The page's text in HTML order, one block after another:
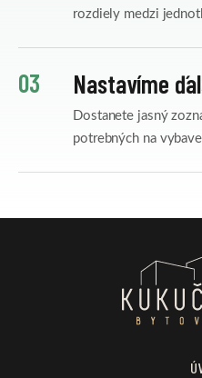
rozdiely medzi
03 Nastavíme
Dostanete jasný
potrebných na